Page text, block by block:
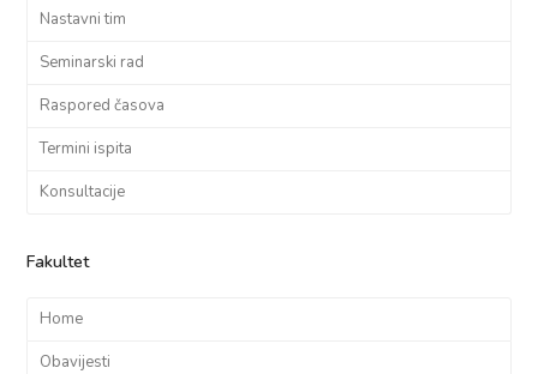
Nastavni tim
Seminarski rad
Raspored časova
Termini ispita
Konsultacije
Fakultet
Home
Obavijesti